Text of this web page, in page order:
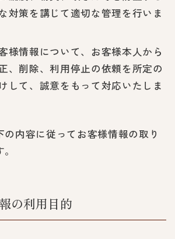
対策を講じて適切な管理を行いま
様情報について、お客様本人から
、削除、利用停止の依頼を所定の
して、誠意をもって対応いたしま
内容に従ってお客様情報の取り
の利用目的